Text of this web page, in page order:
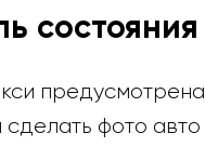
фото